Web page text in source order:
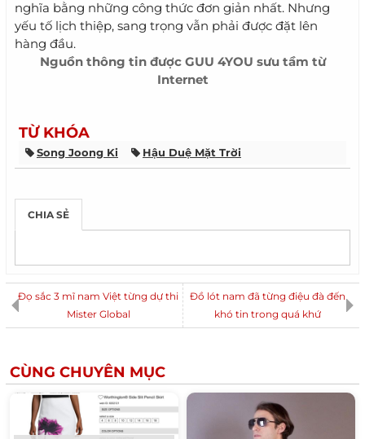
nghĩa bằng những công thức đơn giản nhất. Nhưng
yếu tố lịch thiệp, sang trọng vẫn phải được đặt lên
hàng đầu.
Nguồn thông tin được GUU 4YOU sưu tầm từ
Internet
TỪ KHÓA
Song Joong Ki Hậu Duệ Mặt Trời
CHIA SẺ
Đọ sắc 3 mĩ nam Việt từng dự thi
Mister Global
Đồ lót nam đã từng điệu đà đến
khó tin trong quá khứ
CÙNG CHUYÊN MỤC